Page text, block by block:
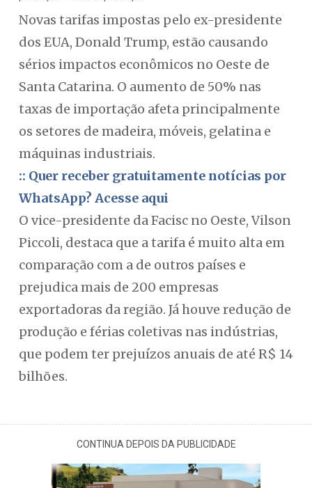
Novas tarifas impostas pelo ex-presidente
dos EUA, Donald Trump, estão causando
sérios impactos econômicos no Oeste de
Santa Catarina. O aumento de 50% nas
taxas de importação afeta principalmente
os setores de madeira, móveis, gelatina e
máquinas industriais.
:: Quer receber gratuitamente notícias por
WhatsApp? Acesse aqui
O vice-presidente da Facisc no Oeste, Vilson
Piccoli, destaca que a tarifa é muito alta em
comparação com a de outros países e
prejudica mais de 200 empresas
exportadoras da região. Já houve redução de
produção e férias coletivas nas indústrias,
que podem ter prejuízos anuais de até R$ 14
bilhões.
CONTINUA DEPOIS DA PUBLICIDADE